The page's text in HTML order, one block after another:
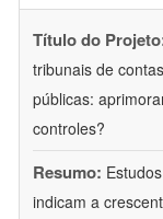
Título do
tribunais de
públicas:
controles?
Resumo:
indicam a